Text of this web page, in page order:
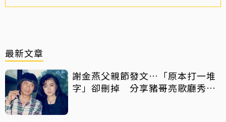
最新文章
謝金燕父親節發文…「原本打一堆
字」卻刪掉 分享豬哥亮歌廳秀歌